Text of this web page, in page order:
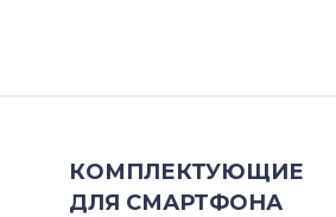
КОМПЛЕКТУЮЩИЕ
ДЛЯ СМАРТФОНА